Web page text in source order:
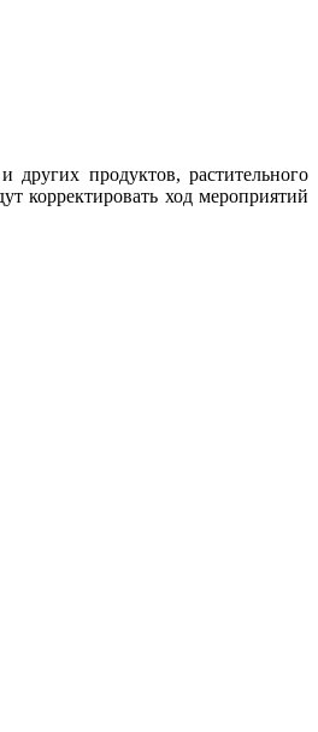
продуктов, растительного
корректировать ход мероприятий